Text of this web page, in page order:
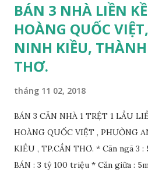
BÁN 3 NHÀ LIỀN
HOÀNG QUỐC
NINH KIỀU,
THƠ.
tháng 11 02, 2018
BÁN 3 CĂN NHÀ 1 TRỆT 1 LẦU
HOÀNG QUỐC VIỆT , PHƯỜNG
KIỀU , TP.CẦN THƠ. * Căn ngã 3 :
BÁN : 3 tỷ 100 triệu * Căn giữa :